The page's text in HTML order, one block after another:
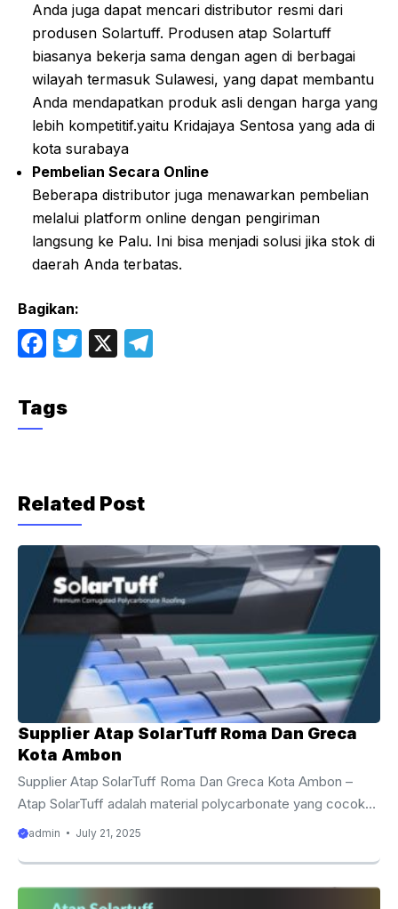
Anda juga dapat mencari distributor resmi dari
produsen Solartuff. Produsen atap Solartuff
biasanya bekerja sama dengan agen di berbagai
wilayah termasuk Sulawesi, yang dapat membantu
Anda mendapatkan produk asli dengan harga yang
lebih kompetitif.yaitu Kridajaya Sentosa yang ada di
kota surabaya
Pembelian Secara Online
Beberapa distributor juga menawarkan pembelian
melalui platform online dengan pengiriman
langsung ke Palu. Ini bisa menjadi solusi jika stok di
daerah Anda terbatas.
Bagikan:
F
c
e
o
k
T
X
Tags
Related Post
Supplier Atap SolarTuff Roma Dan Greca
Kota Ambon
Supplier Atap SolarTuff Roma Dan Greca Kota Ambon –
Atap SolarTuff adalah material polycarbonate yang cocok
digunakan untuk semua jenis bangun, termasuk hunian.
tahan tinggi. Sangat tepat diaplikasikan di wilayah tropis
admin July 21, 2025